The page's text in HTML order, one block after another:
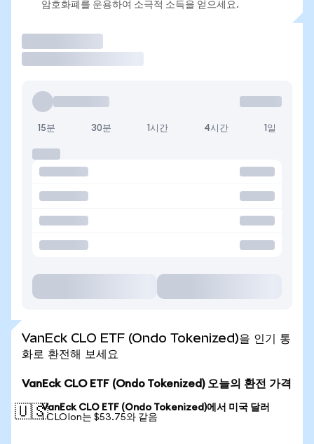
암호화폐를 운용하여 소극적 소득을 얻으세요.
15분 30분 1시간 4시간 1일
VanEck CLO ETF (Ondo Tokenized)을 인기 통
화로 환전해 보세요
VanEck CLO ETF (Ondo Tokenized) 오늘의 환전 가격
🇺🇸VanEck CLO ETF (Ondo Tokenized)에서 미국 달러
1 CLOIon는 $53.75와 같음